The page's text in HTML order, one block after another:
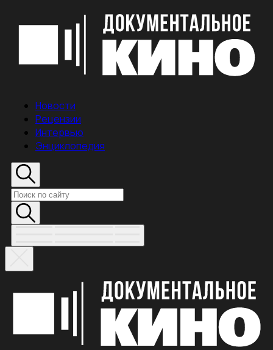
Новости
Рецензии
Интервью
Энциклопедия